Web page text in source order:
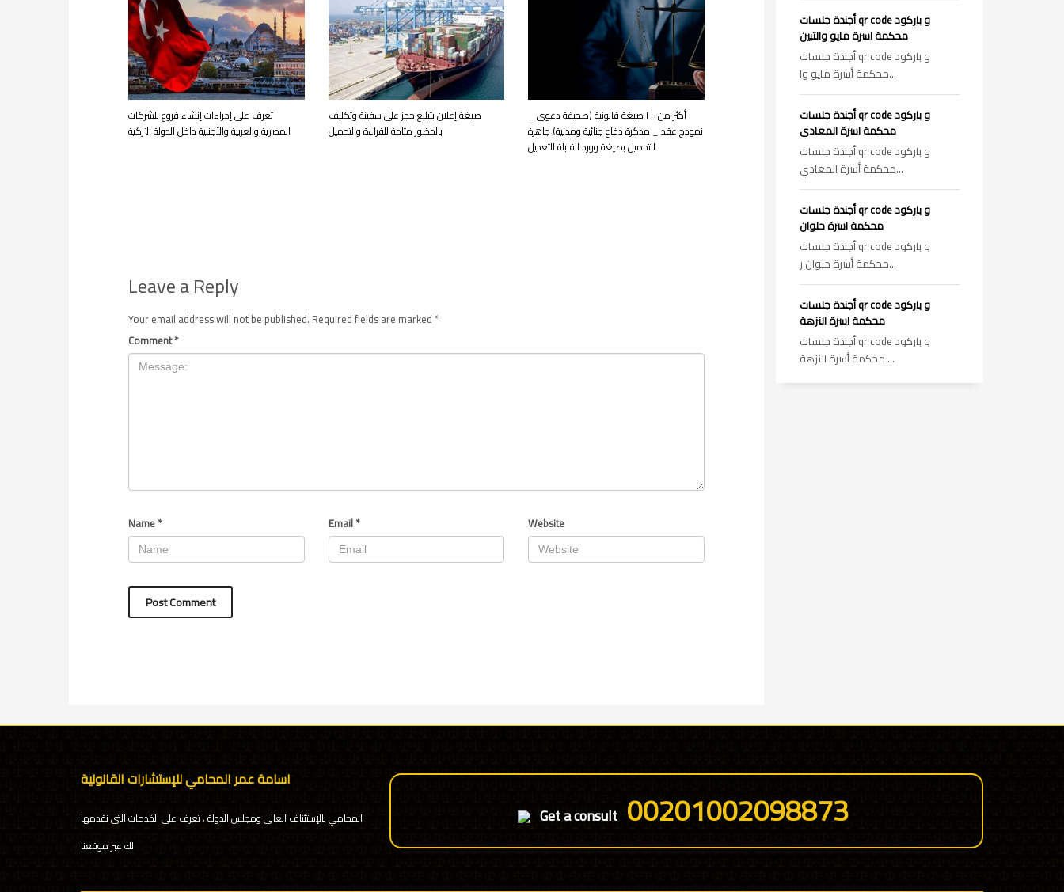
تعرف على إجراءات إنشاء فروع للشركات
المصرية والعربية والأجنبية داخل الدولة التركية
صيغة إعلان بتبليغ حجز على سفينة وتكليف
بالحضور متاحة للقراءة والتحميل
أكثر من ١٠٠٠ صيغة قانونية (صحيفة دعوى _
نموذج عقد _ مذكرة دفاع جنائية ومدنية) جاهزة
للتحميل بصيغة وورد القابلة للتعديل
Leave a Reply
Your email address will not be published. Required fields are marked *
Comment*
Name* Email* Website
أجندة جلسات qr code و باركود
محكمة اسرة مايو والتبين
أجندة جلسات qr code و باركود
محكمة أسرة مايو وا...
أجندة جلسات qr code و باركود
محكمة اسرة المعادى
أجندة جلسات qr code و باركود
محكمة أسرة المعادي...
أجندة جلسات qr code و باركود
محكمة اسرة حلوان
أجندة جلسات qr code و باركود
محكمة أسرة حلوان ر...
أجندة جلسات qr code و باركود
محكمة اسرة النزهة
أجندة جلسات qr code و باركود
محكمة أسرة النزهة ...
اسامة عمر المحامي للإستشارات القانونية
المحامي بالإستئناف العالى ومجلس الدولة , تعرف على الخدمات التى نقدمها
لك عبر موقعنا
Get a consult 00201002098873